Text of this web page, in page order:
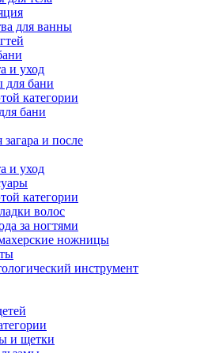
для ванны
и уход
для бани
категории
бани
загара и после
и уход
категории
волос
за ногтями
ножницы
инструмент
и щетки